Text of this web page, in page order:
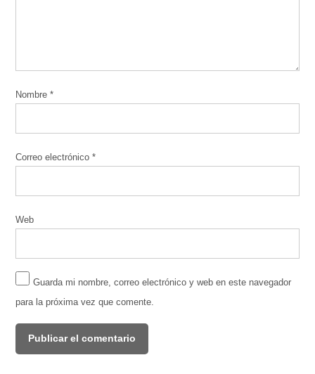
Nombre*
Correo electrónico*
Web
Guarda mi nombre, correo electrónico y web en este navegador
para la próxima vez que comente.